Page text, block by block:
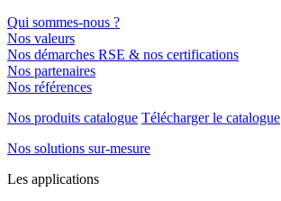
Qui sommes-nous ?
Nos valeurs
Nos démarches RSE & nos certifications
Nos partenaires
Nos références
Nos produits catalogue Télécharger le catalogue
Nos solutions sur-mesure
Les applications